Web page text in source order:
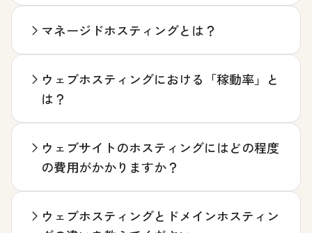
マネージドホスティングとは？
ウェブホスティングにおける「稼動率」と
は？
ウェブサイトのホスティングにはどの程度
の費用がかかりますか？
ウェブホスティングとドメインホスティン